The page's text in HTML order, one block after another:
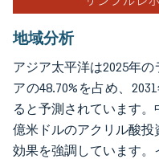
地域分析
アジア太平洋は2025年
アの48.70%を占め、
ると予測されています
億米ドルのアクリル酸
効果を強調しています